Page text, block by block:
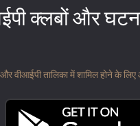
क्लबों और
वीआईपी तालिका में शामिल होने के लिए